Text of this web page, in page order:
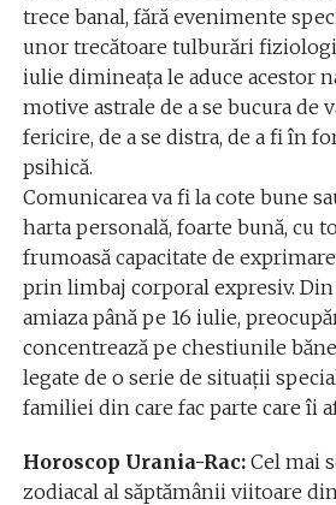
trece banal, fără evenimente
unor trecătoare tulburări
iulie dimineața le aduce acestor
motive astrale de a se bucura de
fericire, de a se distra, de a fi în
psihică.
Comunicarea va fi la cote bune
harta personală, foarte bună, cu
frumoasă capacitate de
prin limbaj corporal expresiv.
amiaza până pe 16 iulie,
concentrează pe chestiunile
legate de o serie de situații
familiei din care fac parte care îi
Horoscop Urania-Rac:Cel mai
zodiacal al săptămânii viitoare